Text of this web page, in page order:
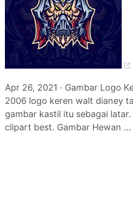
Apr 26, 2021 · Gambar Logo
2006 logo keren walt dianey
gambar kastil itu sebagai
clipart best. Gambar Hewan …